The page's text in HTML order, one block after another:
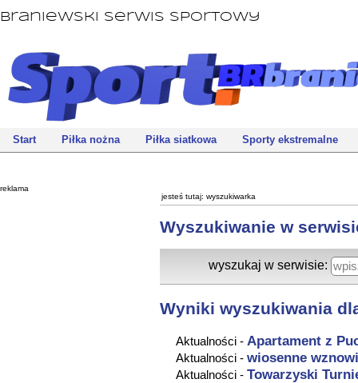
Braniewski Serwis Sportowy
Start Piłka nożna Piłka siatkowa Sporty ekstremalne
reklama
jesteś tutaj: wyszukiwarka
Wyszukiwanie w
wyszukaj w serwisie:
Wyniki wyszukiwania
Aktualności - Apartament z
Aktualności - wiosenne
Aktualności - Towarzyski